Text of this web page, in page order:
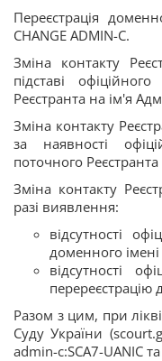
Переєстрація
CHANGE ADMIN-C.
Зміна контакту
підставі
Реєстранта на ім'я
Зміна контакту
за наявності
поточного
Зміна контакту
разі виявлення:
відсутності
доменного імені
відсутності
перереєстрацію
Разом з цим, при
Суду України
admin-c:SCA7-UANIC